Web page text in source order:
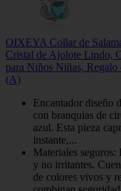
OIXEYA Collar de
Cristal de Ajolote Lindo,
para Niños Niñas,
(A)
Encantador diseño
con branquias de
azul. Esta pieza
instante,...
Materiales
y no irritantes.
de colores vivos y